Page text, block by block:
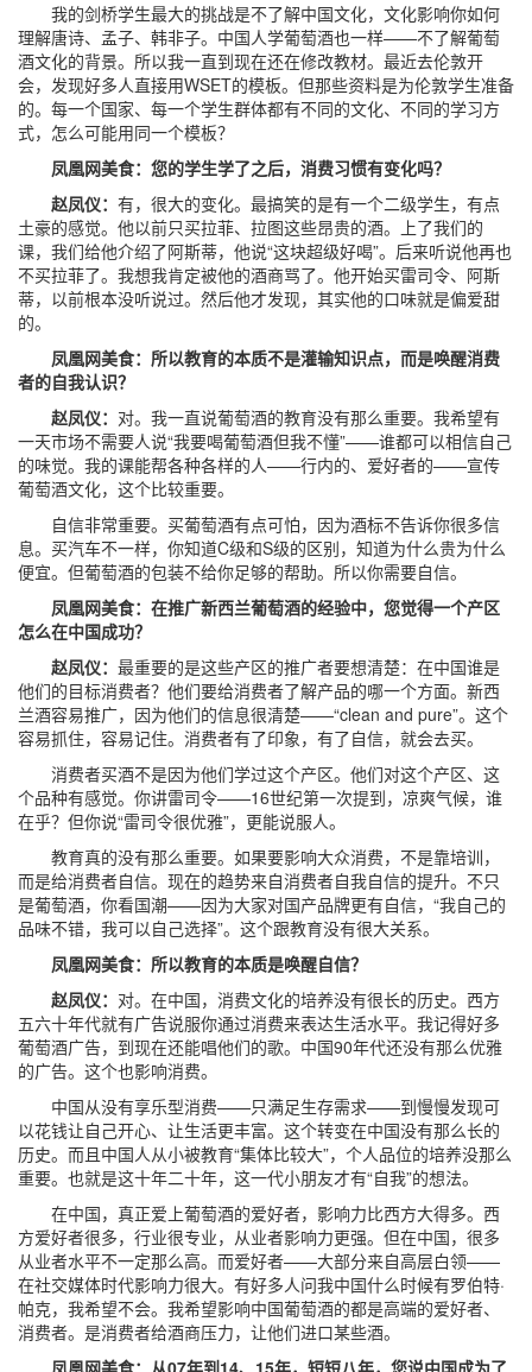
我的剑桥学生最大的挑战是不了解中国文化，文化影响你如何
理解唐诗、孟子、韩非子。中国人学葡萄酒也一样——不了解葡萄
酒文化的背景。所以我一直到现在还在修改教材。最近去伦敦开
会，发现好多人直接用WSET的模板。但那些资料是为伦敦学生准备
的。每一个国家、每一个学生群体都有不同的文化、不同的学习方
式，怎么可能用同一个模板？
凤凰网美食：您的学生学了之后，消费习惯有变化吗？
赵凤仪： 有，很大的变化。最搞笑的是有一个二级学生，有点
土豪的感觉。他以前只买拉菲、拉图这些昂贵的酒。上了我们的
课，我们给他介绍了阿斯蒂，他说“这块超级好喝”。后来听说他再也
不买拉菲了。我想我肯定被他的酒商骂了。他开始买雷司令、阿斯
蒂，以前根本没听说过。然后他才发现，其实他的口味就是偏爱甜
的。
凤凰网美食：所以教育的本质不是灌输知识点，而是唤醒消费
者的自我认识？
赵凤仪： 对。我一直说葡萄酒的教育没有那么重要。我希望有
一天市场不需要人说“我要喝葡萄酒但我不懂”——谁都可以相信自己
的味觉。我的课能帮各种各样的人——行内的、爱好者的——宣传
葡萄酒文化，这个比较重要。
自信非常重要。买葡萄酒有点可怕，因为酒标不告诉你很多信
息。买汽车不一样，你知道C级和S级的区别，知道为什么贵为什么
便宜。但葡萄酒的包装不给你足够的帮助。所以你需要自信。
凤凰网美食：在推广新西兰葡萄酒的经验中，您觉得一个产区
怎么在中国成功？
赵凤仪： 最重要的是这些产区的推广者要想清楚：在中国谁是
他们的目标消费者？他们要给消费者了解产品的哪一个方面。新西
兰酒容易推广，因为他们的信息很清楚——“clean and pure”。这个
容易抓住，容易记住。消费者有了印象，有了自信，就会去买。
消费者买酒不是因为他们学过这个产区。他们对这个产区、这
个品种有感觉。你讲雷司令——16世纪第一次提到，凉爽气候，谁
在乎？但你说“雷司令很优雅”，更能说服人。
教育真的没有那么重要。如果要影响大众消费，不是靠培训，
而是给消费者自信。现在的趋势来自消费者自我自信的提升。不只
是葡萄酒，你看国潮——因为大家对国产品牌更有自信，“我自己的
品味不错，我可以自己选择”。这个跟教育没有很大关系。
凤凰网美食：所以教育的本质是唤醒自信？
赵凤仪： 对。在中国，消费文化的培养没有很长的历史。西方
五六十年代就有广告说服你通过消费来表达生活水平。我记得好多
葡萄酒广告，到现在还能唱他们的歌。中国90年代还没有那么优雅
的广告。这个也影响消费。
中国从没有享乐型消费——只满足生存需求——到慢慢发现可
以花钱让自己开心、让生活更丰富。这个转变在中国没有那么长的
历史。而且中国人从小被教育“集体比较大”，个人品位的培养没那么
重要。也就是这十年二十年，这一代小朋友才有“自我”的想法。
在中国，真正爱上葡萄酒的爱好者，影响力比西方大得多。西
方爱好者很多，行业很专业，从业者影响力更强。但在中国，很多
从业者水平不一定那么高。而爱好者——大部分来自高层白领——
在社交媒体时代影响力很大。有好多人问我中国什么时候有罗伯特·
帕克，我希望不会。我希望影响中国葡萄酒的都是高端的爱好者、
消费者。是消费者给酒商压力，让他们进口某些酒。
凤凰网美食：从07年到14、15年，短短八年，您说中国成为了